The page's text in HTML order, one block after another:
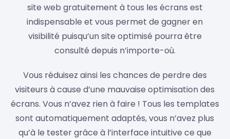
site web gratuitement à tous les écrans est
indispensable et vous permet de gagner en
visibilité puisqu’un site optimisé pourra être
consulté depuis n’importe-où.
Vous réduisez ainsi les chances de perdre des
visiteurs à cause d’une mauvaise optimisation des
écrans. Vous n’avez rien à faire ! Tous les templates
sont automatiquement adaptés, vous n’avez plus
qu’à le tester grâce à l’interface intuitive ce que